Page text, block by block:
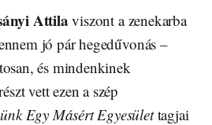
Attila viszont a zenekarba
jó pár hegedűvonás –
és mindenkinek
vett ezen a szép
Egy Másért Egyesülettagjai